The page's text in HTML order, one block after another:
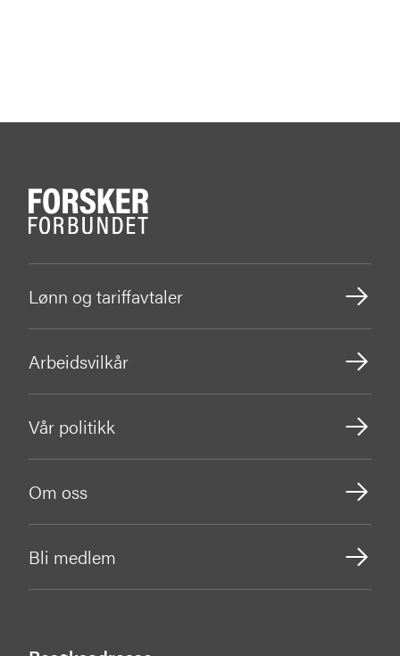
Lønn og tariffavtaler
Arbeidsvilkår
Vår politikk
Om oss
Bli medlem